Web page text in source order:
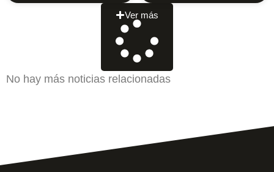
Ver más
No hay más noticias relacionadas